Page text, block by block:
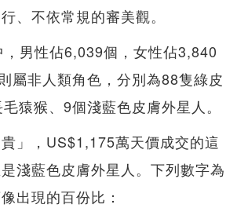
、不依常規的審美觀。
男性佔6,039個，女性佔3,840
屬非人類角色，分別為88隻綠皮
猿猴、9個淺藍色皮膚外星人。
」，US$1,175萬天價成交的這
淺藍色皮膚外星人。下列數字為
出現的百份比：